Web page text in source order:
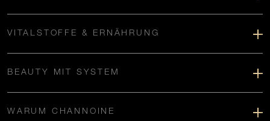
VITALSTOFFE & ERNÄHRUNG
BEAUTY MIT SYSTEM
WARUM CHANNOINE